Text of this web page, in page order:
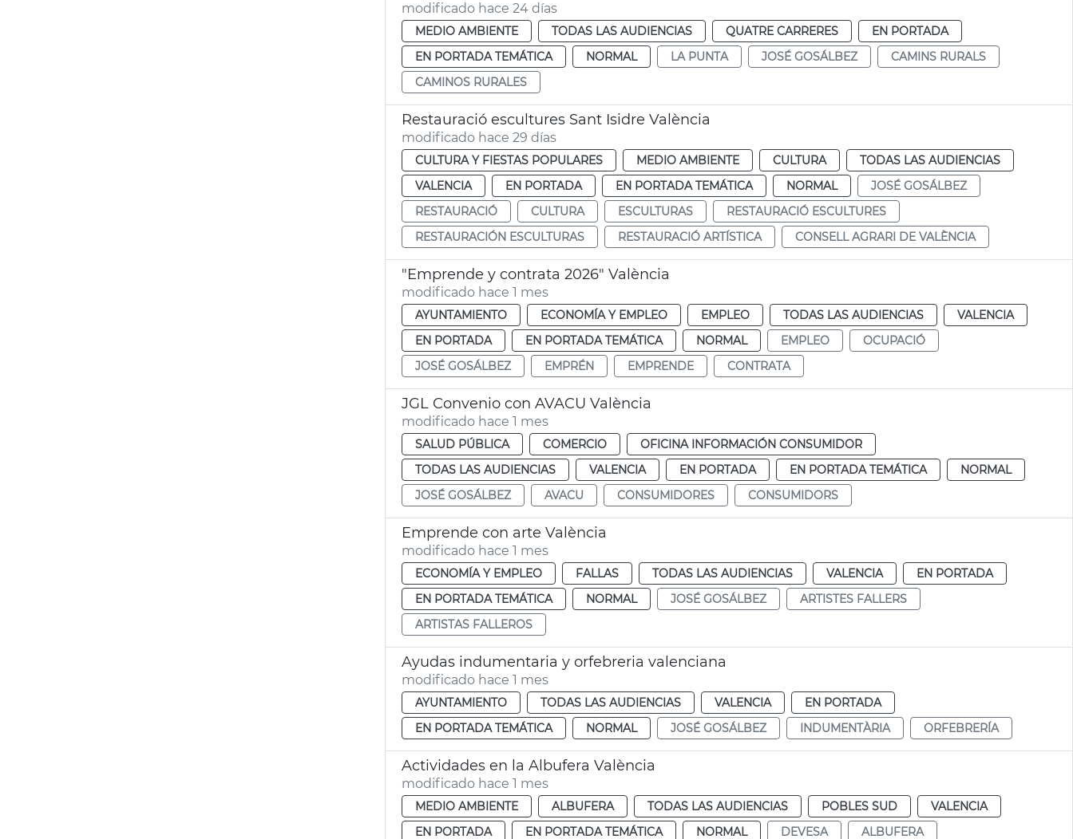
modificado hace 24 días
MEDIO AMBIENTE TODAS LAS AUDIENCIAS QUATRE CARRERES
EN PORTADA
EN PORTADA TEMÁTICA
NORMAL LA PUNTA JOSÉ GOSÁLBEZ
CAMINS RURALS
CAMINOS RURALES
Restauració escultures Sant Isidre València
modificado hace 29 días
CULTURA Y FIESTAS POPULARES MEDIO AMBIENTE CULTURA
TODAS LAS AUDIENCIAS
VALENCIA
EN PORTADA EN PORTADA TEMÁTICA NORMAL
JOSÉ GOSÁLBEZ
RESTAURACIÓ
CULTURA ESCULTURAS
RESTAURACIÓ ESCULTURES
RESTAURACIÓN ESCULTURAS
RESTAURACIÓ ARTÍSTICA CONSELL AGRARI DE VALÈNCIA
"Emprende y contrata 2026" València
modificado hace 1 mes
AYUNTAMIENTO ECONOMÍA Y EMPLEO EMPLEO TODAS LAS AUDIENCIAS
VALENCIA
EN PORTADA
EN PORTADA TEMÁTICA NORMAL EMPLEO
OCUPACIÓ
JOSÉ GOSÁLBEZ
EMPRÉN EMPRENDE CONTRATA
JGL Convenio con AVACU València
modificado hace 1 mes
SALUD PÚBLICA COMERCIO
OFICINA INFORMACIÓN CONSUMIDOR
TODAS LAS AUDIENCIAS
VALENCIA EN PORTADA EN PORTADA TEMÁTICA
NORMAL
JOSÉ GOSÁLBEZ
AVACU CONSUMIDORES CONSUMIDORS
Emprende con arte València
modificado hace 1 mes
ECONOMÍA Y EMPLEO FALLAS TODAS LAS AUDIENCIAS VALENCIA
EN PORTADA
EN PORTADA TEMÁTICA
NORMAL JOSÉ GOSÁLBEZ
ARTISTES FALLERS
ARTISTAS FALLEROS
Ayudas indumentaria y orfebreria valenciana
modificado hace 1 mes
AYUNTAMIENTO TODAS LAS AUDIENCIAS VALENCIA
EN PORTADA
EN PORTADA TEMÁTICA
NORMAL JOSÉ GOSÁLBEZ INDUMENTÀRIA ORFEBRERÍA
Actividades en la Albufera València
modificado hace 1 mes
MEDIO AMBIENTE ALBUFERA TODAS LAS AUDIENCIAS POBLES SUD
VALENCIA
EN PORTADA
EN PORTADA TEMÁTICA NORMAL DEVESA ALBUFERA